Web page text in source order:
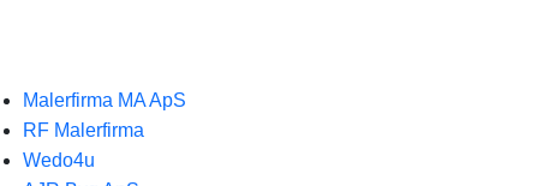
Malerfirma MA ApS
RF Malerfirma
Wedo4u